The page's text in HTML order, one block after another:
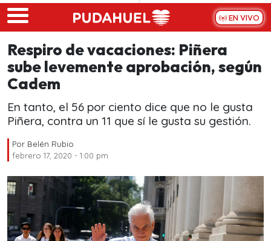
Skip to main content
EN VIVO
Respiro de vacaciones: Piñera
sube levemente aprobación, según
Cadem
En tanto, el 56 por ciento dice que no le gusta
Piñera, contra un 11 que sí le gusta su gestión.
Por Belén Rubio
febrero 17, 2020 - 1:00 pm